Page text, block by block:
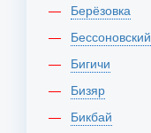
Берёзовка
Бессоновский
Бигичи
Бизяр
Бикбай